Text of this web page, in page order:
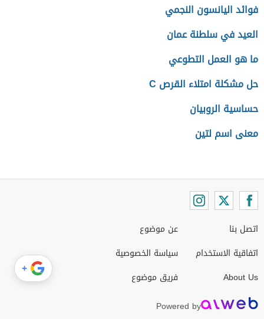
فوائد اليانسون النجمي
العيد في سلطنة عمان
ما هو العمل التطوعي
حل مشكلة امتلاء القرص C
حساسية الروبيان
معنى اسم لتين
اتصل بنا
اتفاقية الاستخدام
About Us
عن موضوع
سياسة الخصوصية
فريق موضوع
Powered by
+